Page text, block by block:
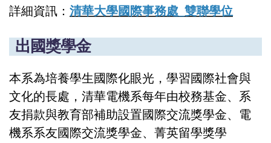
詳細資訊： 清華大學國際事務處_雙聯學位
出國獎學金
本系為培養學生國際化眼光，學習國際社會與
文化的長處，清華電機系每年由校務基金、系
友捐款與教育部補助設置國際交流獎學金、電
機系系友國際交流獎學金、菁英留學獎學